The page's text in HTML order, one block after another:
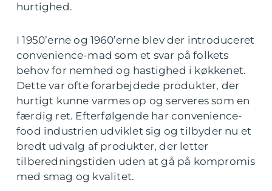
hurtighed.
I 1950’erne og 1960’erne blev der introduceret
convenience-mad som et svar på folkets
behov for nemhed og hastighed i køkkenet.
Dette var ofte forarbejdede produkter, der
hurtigt kunne varmes op og serveres som en
færdig ret. Efterfølgende har convenience-
food industrien udviklet sig og tilbyder nu et
bredt udvalg af produkter, der letter
tilberedningstiden uden at gå på kompromis
med smag og kvalitet.